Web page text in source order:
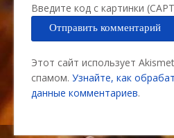
Введите код с картинки
Этот сайт использует
спамом. Узнайте, как
данные комментариев.